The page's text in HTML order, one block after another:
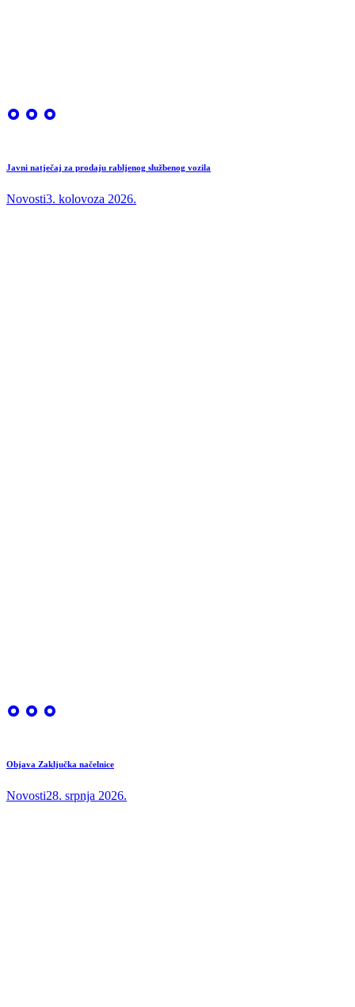
Javni natječaj za prodaju rabljenog službenog vozila
Novosti3. kolovoza 2026.
Objava Zaključka načelnice
Novosti28. srpnja 2026.